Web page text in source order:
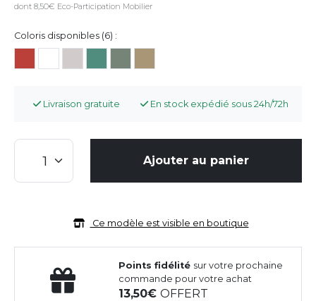
dont 8,50€ Eco-Participation Mobilier
Coloris disponibles (6) :
Livraison gratuite En stock expédié sous 24h/72h
Ajouter au panier
Ce modèle est visible en boutique
Points fidélité sur votre prochaine
commande pour votre achat
13,50OFFERT